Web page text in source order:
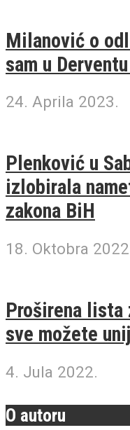
Milanović o
sam u
24. Aprila 2023.
Plenković u
izlobirala
zakona BiH
18. Oktobra
Proširena lista
sve možete
4. Jula 2022.
O autoru